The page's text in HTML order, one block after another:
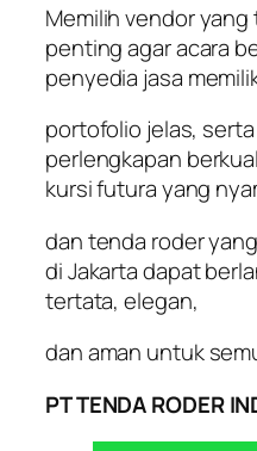
Memilih vendor
penting agar acara
penyedia jasa
portofolio jelas,
perlengkapan
kursi futura yang
dan tenda roder
di Jakarta dapat
tertata, elegan,
dan aman untuk
PT TENDA RODER